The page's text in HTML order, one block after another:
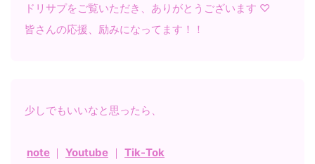
ドリサプをご覧いただき、ありがとうございます ♡
皆さんの応援、励みになってます！！
少しでもいいなと思ったら、
note ｜ Youtube ｜ Tik-Tok